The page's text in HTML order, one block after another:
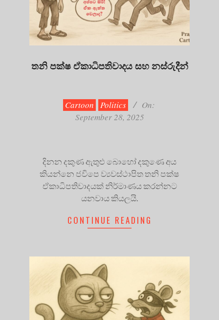
තනි පක්ෂ ඒකාධිපතිවාදය සහ නස්රුදීන්
Cartoon Politics
On:
September 28, 2025
දිනන දකුණ ඇතුළු බොහෝ දකුණෙ අය
කියන්නෙ ජවිපෙ ව්‍යවස්ථාපිත තනි පක්ෂ
ඒකාධිපතිවාදයක් නිර්මාණය කරන්නට
යනවාය කියලයි.
CONTINUE READING